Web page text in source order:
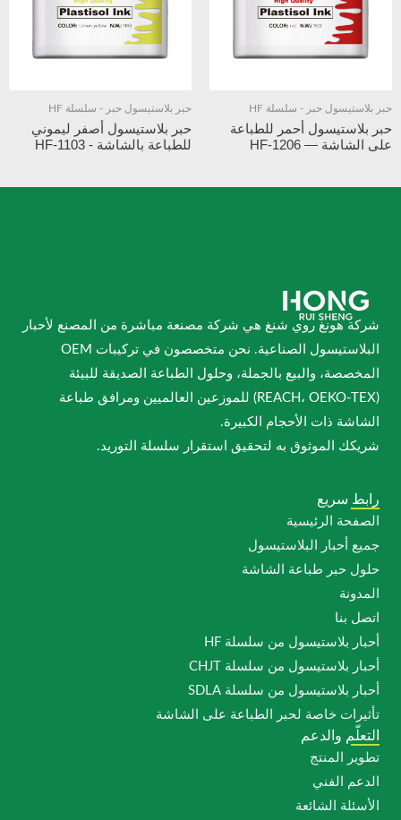
حبر بلاستيسول حبر - سلسلة HF
حبر بلاستيسول أحمر للطباعة
على الشاشة — HF-1206
حبر بلاستيسول حبر - سلسلة HF
حبر بلاستيسول أصفر ليموني
للطباعة بالشاشة - HF-1103
شركة هونغ روي شنغ هي شركة مصنعة مباشرة من المصنع لأحبار
البلاستيسول الصناعية. نحن متخصصون في تركيبات OEM
المخصصة، والبيع بالجملة، وحلول الطباعة الصديقة للبيئة
(REACH، OEKO-TEX) للموزعين العالميين ومرافق طباعة
الشاشة ذات الأحجام الكبيرة.
شريكك الموثوق به لتحقيق استقرار سلسلة التوريد.
رابط سريع
الصفحة الرئيسية
جميع أحبار البلاستيسول
حلول حبر طباعة الشاشة
المدونة
اتصل بنا
أحبار بلاستيسول من سلسلة HF
أحبار بلاستيسول من سلسلة CHJT
أحبار بلاستيسول من سلسلة SDLA
تأثيرات خاصة لحبر الطباعة على الشاشة
التعلّم والدعم
تطوير المنتج
الدعم الفني
الأسئلة الشائعة